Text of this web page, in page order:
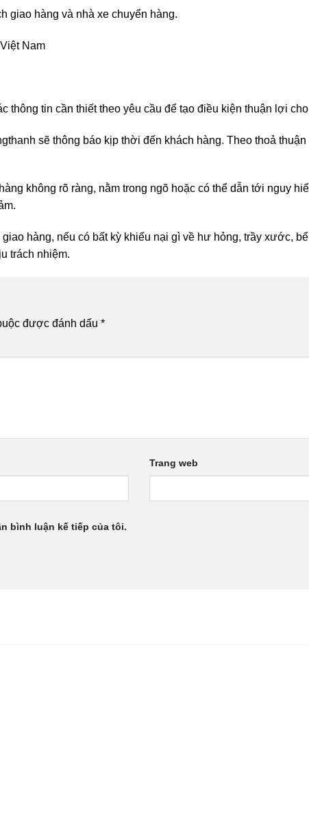
giao hàng và nhà xe chuyển hàng.
Nam
thông tin cần thiết theo yêu cầu để tạo điều kiện thuận lợi
sẽ thông báo kịp thời đến khách hàng. Theo thoả thuận
không rõ ràng, nằm trong ngõ hoặc có thể dẫn tới nguy
hàng, nếu có bất kỳ khiếu nại gì về hư hỏng, trầy xước,
trách nhiệm.
được đánh dấu *
Trang web
bình luận kế tiếp của tôi.